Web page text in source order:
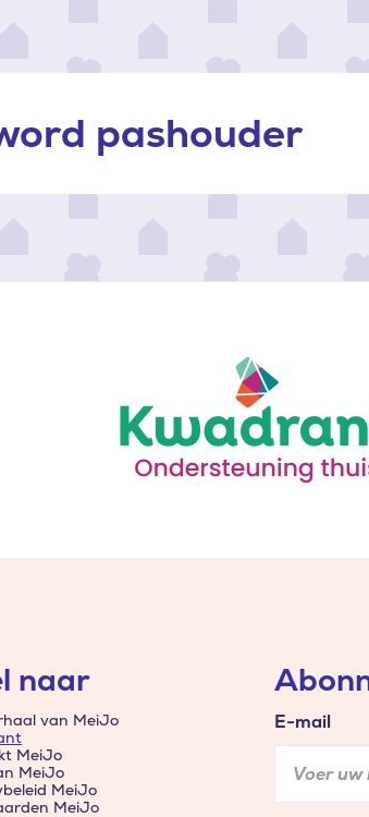
pashouder
naar
van MeiJo
MeiJo
MeiJo
MeiJo
MeiJo
E-mail